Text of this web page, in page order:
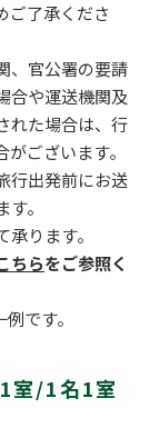
ご了承くださ
、官公署の要請
合や運送機関及
れた場合は、行
ございます。
行出発前にお送
。
ります。
ちらをご参照く
です。
室/1名1室